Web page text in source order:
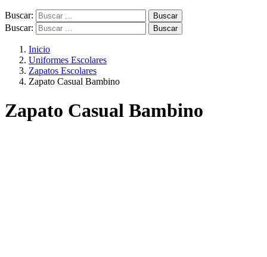
Buscar:
Buscar:
Inicio
Uniformes Escolares
Zapatos Escolares
Zapato Casual Bambino
Zapato Casual Bambino